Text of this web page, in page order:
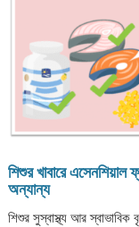
শিশুর খাবারে
অন্যান্য
শিশুর সুস্বাস্থ্য আর